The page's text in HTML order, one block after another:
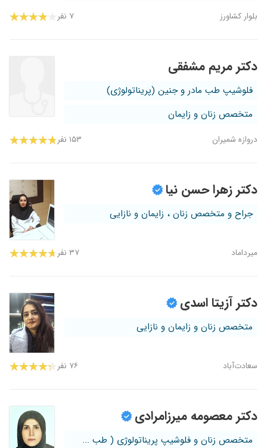
بلوار کشاورز ۷ نفر
دکتر مریم مشفقی
فلوشیپ طب مادر و جنین (پریناتولوژی)
متخصص زنان و زایمان
دروازه شمیران ۱۵۳ نفر
دکتر زهرا حسن نیا
جراح و متخصص زنان ، زایمان و نازایی
میرداماد ۳۷ نفر
دکتر آزیتا اسدی
متخصص زنان و زایمان و نازایی
سعادت‌آباد ۷۶ نفر
دکتر معصومه میرزامرادی
متخصص زنان و فلوشیپ پریناتولوژی ( طب ...